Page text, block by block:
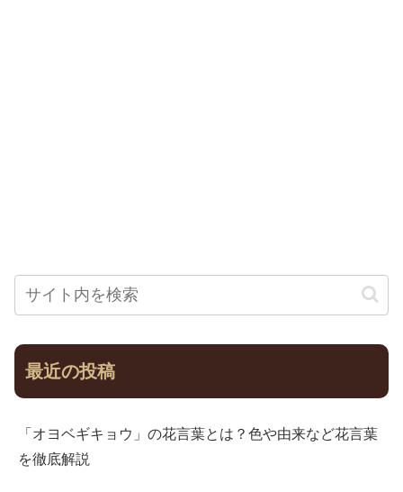
最近の投稿
「オヨベギキョウ」の花言葉とは？色や由来など花言葉
を徹底解説